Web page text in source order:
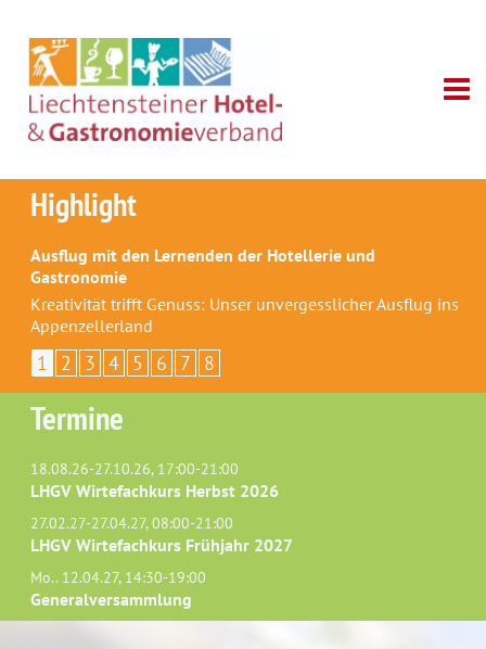
Highlight
Ausflug mit den Lernenden der Hotellerie und
Gastronomie
Kreativität trifft Genuss: Unser unvergesslicher Ausflug ins
Appenzellerland
1 2 3 4 5 6 7 8
Termine
18.08.26-27.10.26, 17:00-21:00
LHGV Wirtefachkurs Herbst 2026
27.02.27-27.04.27, 08:00-21:00
LHGV Wirtefachkurs Frühjahr 2027
Mo.. 12.04.27, 14:30-19:00
Generalversammlung